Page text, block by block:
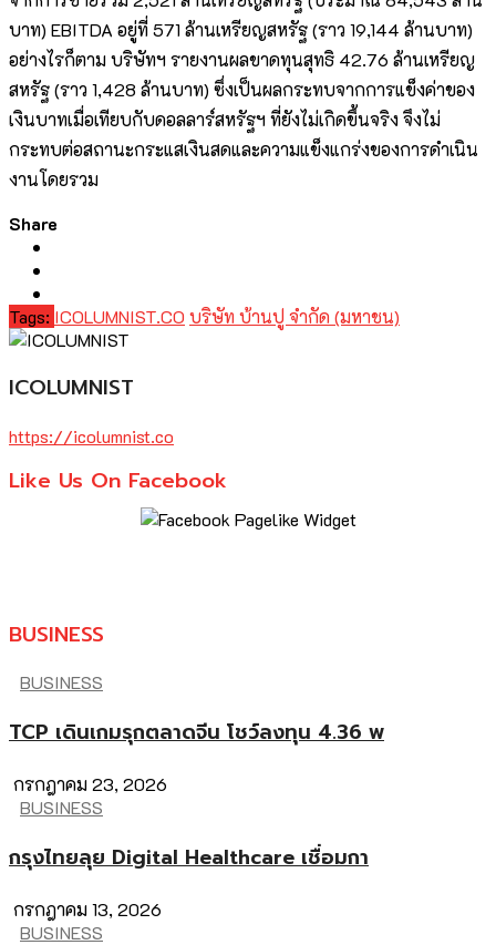
บาท) EBITDA อยู่ที่ 571 ล้านเหรียญสหรัฐ (ราว 19,144 ล้านบาท)
อย่างไรก็ตาม บริษัทฯ รายงานผลขาดทุนสุทธิ 42.76 ล้านเหรียญ
สหรัฐ (ราว 1,428 ล้านบาท) ซึ่งเป็นผลกระทบจากการแข็งค่าของ
เงินบาทเมื่อเทียบกับดอลลาร์สหรัฐฯ ที่ยังไม่เกิดขึ้นจริง จึงไม่
กระทบต่อสถานะกระแสเงินสดและความแข็งแกร่งของการดำเนิน
งานโดยรวม
Share
Tags: ICOLUMNIST.CO บริษัท บ้านปู จำกัด (มหาชน)
ICOLUMNIST
https://icolumnist.co
Like Us On Facebook
BUSINESS
BUSINESS
TCP เดินเกมรุกตลาดจีน โชว์ลงทุน 4.36 พ
กรกฎาคม 23, 2026
BUSINESS
กรุงไทยลุย Digital Healthcare เชื่อมกา
กรกฎาคม 13, 2026
BUSINESS